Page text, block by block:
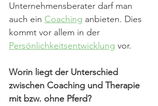
Unternehmensberater darf man
auch ein Coaching anbieten. Dies
kommt vor allem in der
Persönlichkeitsentwicklung vor.
Worin liegt der Unterschied
zwischen Coaching und Therapie
mit bzw. ohne Pferd?